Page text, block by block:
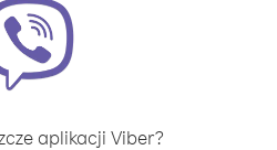
aplikacji Viber?